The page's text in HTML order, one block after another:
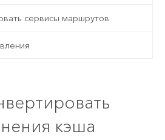
сервисы маршрутов
кэша